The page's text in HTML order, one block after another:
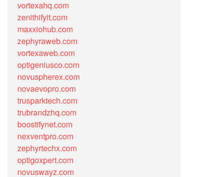
vortexahq.com
zenithifyit.com
maxxiohub.com
zephyraweb.com
vortexaweb.com
optigeniusco.com
novuspherex.com
novaevopro.com
trusparktech.com
trubrandzhq.com
boostifynet.com
nexventpro.com
zephyrtechx.com
optigoxpert.com
novuswayz.com